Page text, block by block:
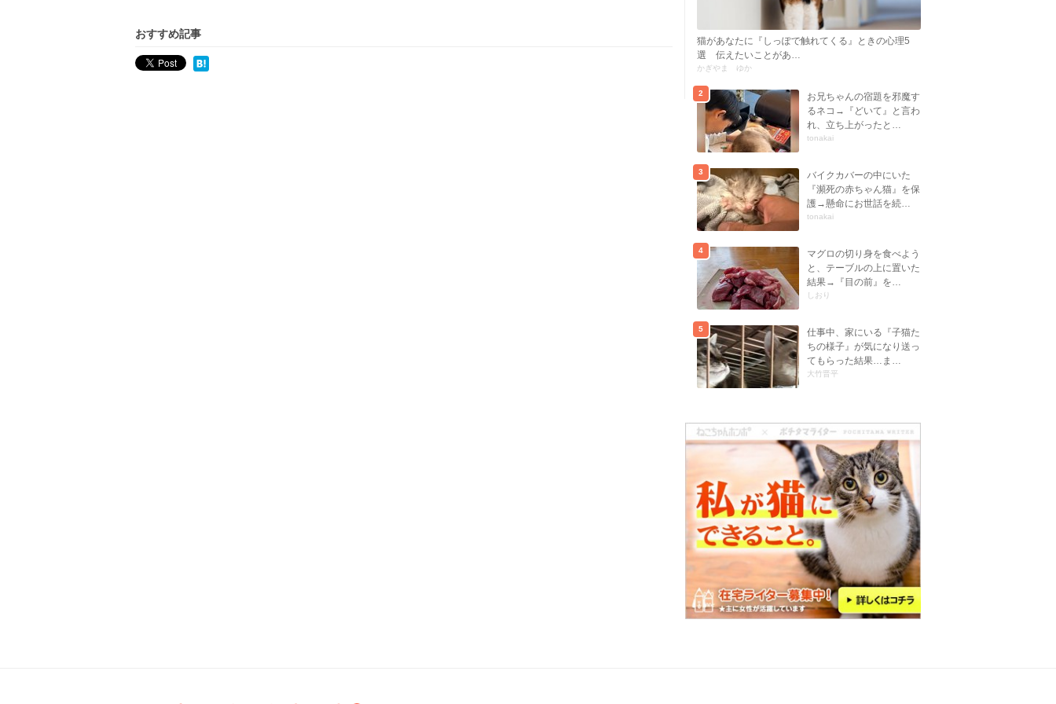
おすすめ記事
猫があなたに『しっぽで触れてくる』ときの心理5
選 伝えたいことがあ…
かぎやま ゆか
2
お兄ちゃんの宿題を邪魔す
るネコ→『どいて』と言わ
れ、立ち上がったと…
tonakai
3
バイクカバーの中にいた
『瀕死の赤ちゃん猫』を保
護→懸命にお世話を続…
tonakai
4
マグロの切り身を食べよう
と、テーブルの上に置いた
結果→『目の前』を…
しおり
5
仕事中、家にいる『子猫た
ちの様子』が気になり送っ
てもらった結果…ま…
大竹晋平